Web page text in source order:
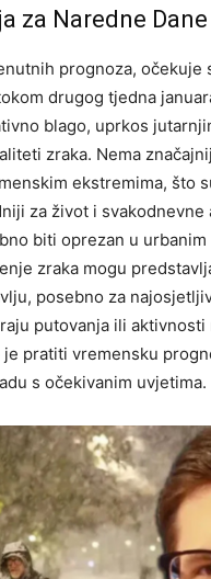
za Naredne Dane
prognoza, očekuje
drugog tjedna
blago, uprkos
zraka. Nema
ekstremima, što
za život i svakodnevne
biti oprezan u
zraka mogu
posebno za
putovanja ili aktivnosti
pratiti vremensku
s očekivanim uvjetima.